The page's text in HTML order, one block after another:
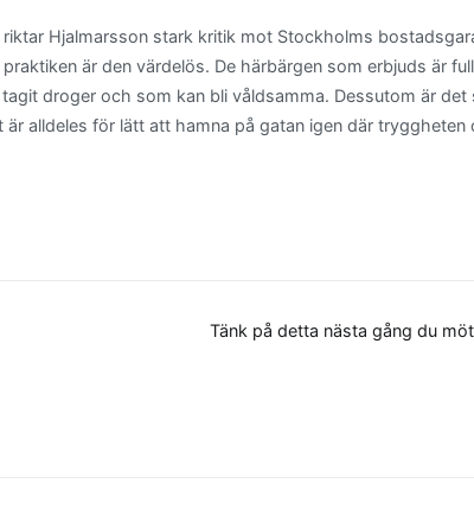
Hjalmarsson stark kritik mot Stockholms
är den värdelös. De härbärgen som erbjuds är
droger och som kan bli våldsamma. Dessutom är
alldeles för lätt att hamna på gatan igen där tryggheten
Tänk på detta nästa gång du